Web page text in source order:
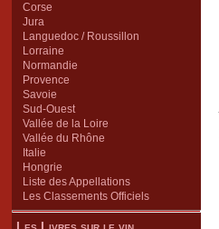
Corse
Jura
Languedoc / Roussillon
Lorraine
Normandie
Provence
Savoie
Sud-Ouest
Vallée de la Loire
Vallée du Rhône
Italie
Hongrie
Liste des Appellations
Les Classements Officiels